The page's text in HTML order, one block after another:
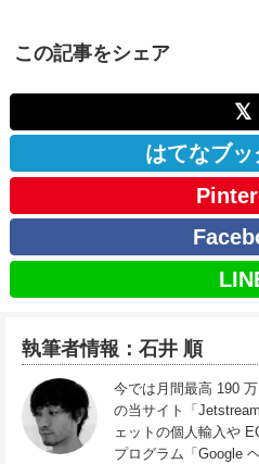
この記事をシェア
𝕏
はてなブッ
執筆者情報：石井 順
今では月間最高 190
の当サイト「
ェットの個人輸入や
プログラム「Google